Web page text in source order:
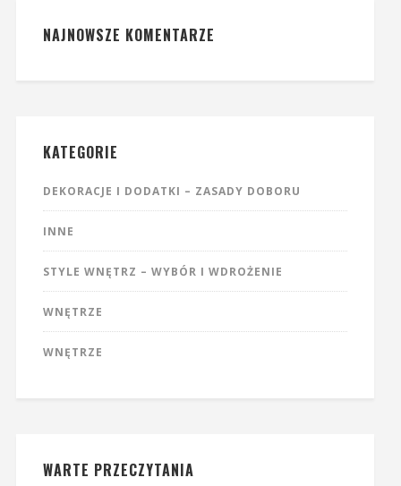
NAJNOWSZE KOMENTARZE
KATEGORIE
DEKORACJE I DODATKI – ZASADY DOBORU
INNE
STYLE WNĘTRZ – WYBÓR I WDROŻENIE
WNĘTRZE
WNĘTRZE
WARTE PRZECZYTANIA